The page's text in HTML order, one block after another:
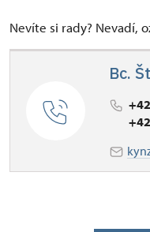
Nevíte si rady? Nevadí,
Bc.